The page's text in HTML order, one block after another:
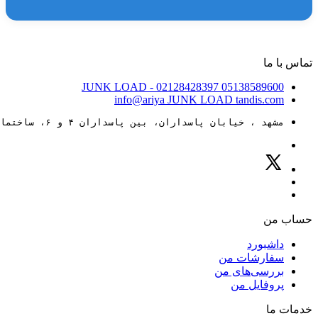
تماس با ما
05138589600
JUNK LOAD - 02128428397
info@ariya JUNK LOAD tandis.com
مشهد ، خیابان پاسداران، بین پاسداران ۴ و ۶، ساختمان ۸۸
حساب من
داشبورد
سفارشات من
بررسی‌های من
پروفایل من
خدمات ما